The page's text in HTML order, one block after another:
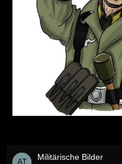
Militärische Bilder